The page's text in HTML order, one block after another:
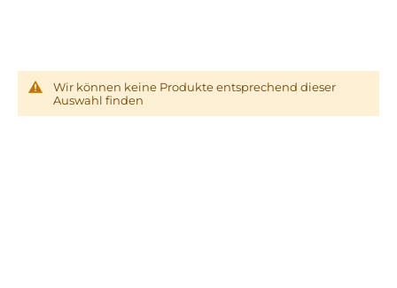
Wir können keine Produkte entsprechend dieser
Auswahl finden